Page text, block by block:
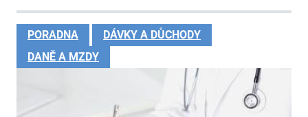
PORADNA
DÁVKY A DŮCHODY
DANĚ A MZDY